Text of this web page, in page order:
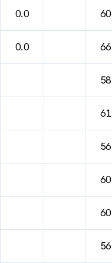
0.0 60
0.0 66
58
61
56
60
60
56